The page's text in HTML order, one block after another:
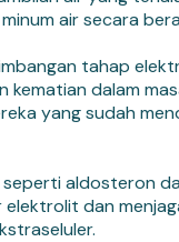
air secara
tahap
kematian dalam
yang sudah
seperti aldosteron
dan